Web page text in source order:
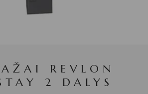
REVLON
2 DALYS